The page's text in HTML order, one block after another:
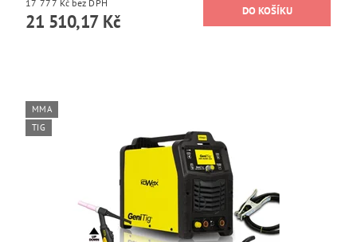
17 777 Kč bez DPH
21 510,17 Kč
MMA
TIG